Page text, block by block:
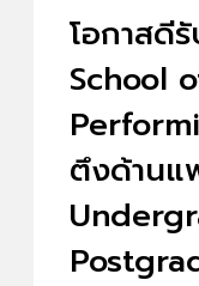
โอกาสดี
School
ตึงด้านแ